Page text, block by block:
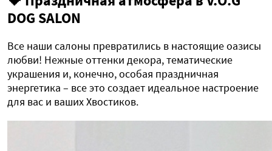
DOG SALON
Все наши салоны превратились в настоящие оазисы
любви! Нежные оттенки декора, тематические
украшения и, конечно, особая праздничная
энергетика – все это создает идеальное настроение
для вас и ваших Хвостиков.